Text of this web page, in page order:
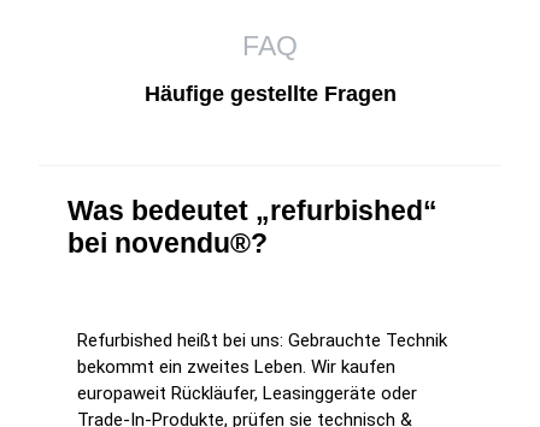
FAQ
Häufige gestellte Fragen
Was bedeutet „refurbished“
bei novendu®?
Refurbished heißt bei uns: Gebrauchte Technik
bekommt ein zweites Leben. Wir kaufen
europaweit Rückläufer, Leasinggeräte oder
Trade-In-Produkte, prüfen sie technisch &